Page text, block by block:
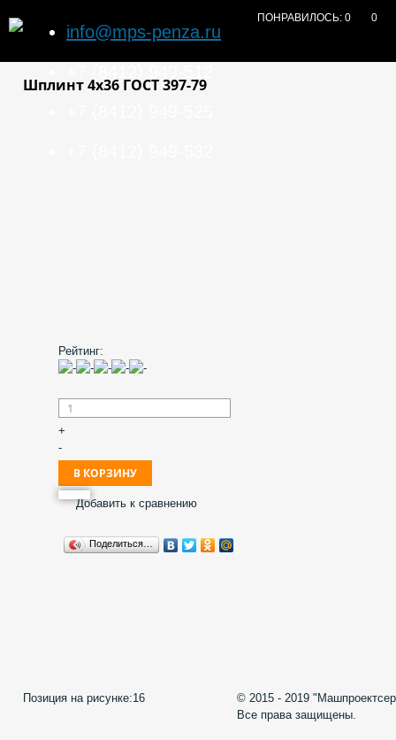
info@mps-penza.ru
ПОНРАВИЛОСЬ: 0 0
Шплинт 4х36 ГОСТ 397-79
Рейтинг:
+
-
Добавить к сравнению
Поделиться…
© 2015 - 2019
Все права защищены.
Позиция на рисунке:16